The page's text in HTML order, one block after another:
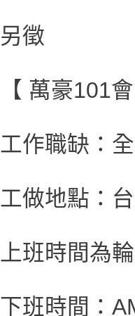
另徵
【 萬豪101
工作職缺：
工做地點：
上班時間為
下班時間：